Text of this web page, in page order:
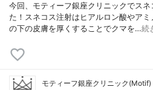
今回、モティーフ銀座クリニックでス
た！スネコス注射はヒアルロン酸やア
の下の皮膚を厚くすることでクマを…続
モティーフ銀座クリニック(Motif)